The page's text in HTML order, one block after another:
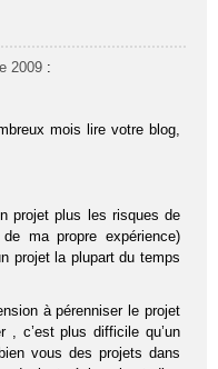
2009 :
mois lire votre blog,
projet plus les risques de
ma propre expérience)
projet la plupart du temps
à pérenniser le projet
, c’est plus difficile qu’un
vous des projets dans